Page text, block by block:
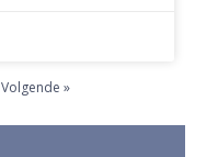
Volgende »